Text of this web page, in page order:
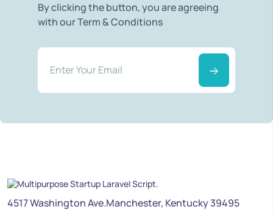
By clicking the button, you are agreeing
with our Term & Conditions
4517 Washington Ave.Manchester, Kentucky 39495